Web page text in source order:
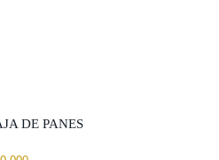
DE PANES